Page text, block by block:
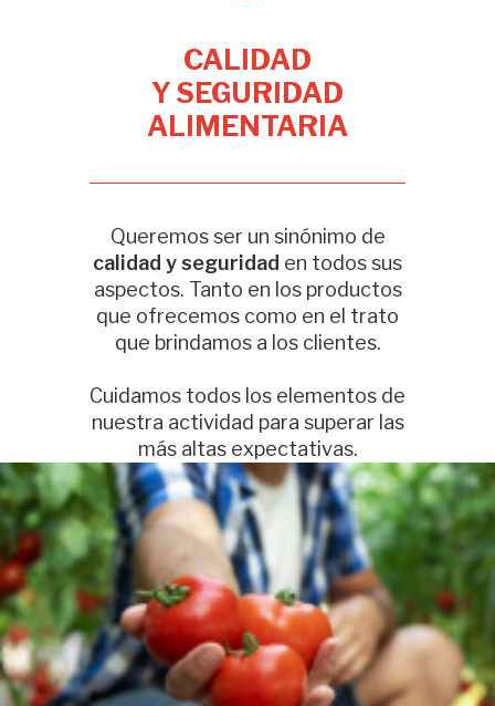
CALIDAD
Y SEGURIDAD
ALIMENTARIA
Queremos ser un sinónimo de
calidad y seguridad en todos sus
aspectos. Tanto en los productos
que ofrecemos como en el trato
que brindamos a los clientes.
Cuidamos todos los elementos de
nuestra actividad para superar las
más altas expectativas.